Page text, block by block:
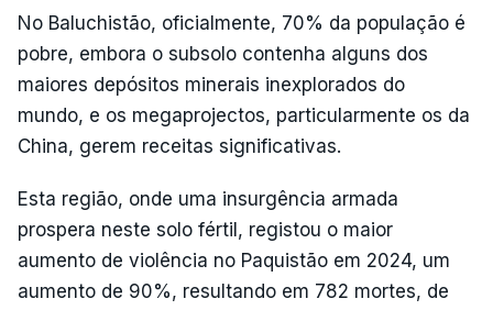
No Baluchistão, oficialmente, 70% da população é
pobre, embora o subsolo contenha alguns dos
maiores depósitos minerais inexplorados do
mundo, e os megaprojectos, particularmente os da
China, gerem receitas significativas.
Esta região, onde uma insurgência armada
prospera neste solo fértil, registou o maior
aumento de violência no Paquistão em 2024, um
aumento de 90%, resultando em 782 mortes, de